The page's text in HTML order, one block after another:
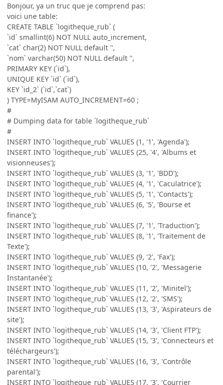
Bonjour, ya un truc que je comprend pas:
voici une table:
CREATE TABLE `logitheque_rub` (
`id` smallint(6) NOT NULL auto_increment,
`cat` char(2) NOT NULL default '',
`nom` varchar(50) NOT NULL default '',
PRIMARY KEY (`id`),
UNIQUE KEY `id` (`id`),
KEY `id_2` (`id`,`cat`)
) TYPE=MyISAM AUTO_INCREMENT=60 ;
#
# Dumping data for table `logitheque_rub`
#
INSERT INTO `logitheque_rub` VALUES (1, '1', 'Agenda');
INSERT INTO `logitheque_rub` VALUES (25, '4', 'Albums et
visionneuses');
INSERT INTO `logitheque_rub` VALUES (3, '1', 'BDD');
INSERT INTO `logitheque_rub` VALUES (4, '1', 'Caculatrice');
INSERT INTO `logitheque_rub` VALUES (5, '1', 'Contacts');
INSERT INTO `logitheque_rub` VALUES (6, '5', 'Bourse et
finance');
INSERT INTO `logitheque_rub` VALUES (7, '1', 'Traduction');
INSERT INTO `logitheque_rub` VALUES (8, '1', 'Traitement de
Texte');
INSERT INTO `logitheque_rub` VALUES (9, '2', 'Fax');
INSERT INTO `logitheque_rub` VALUES (10, '2', 'Messagerie
Instantanée');
INSERT INTO `logitheque_rub` VALUES (11, '2', 'Minitel');
INSERT INTO `logitheque_rub` VALUES (12, '2', 'SMS');
INSERT INTO `logitheque_rub` VALUES (13, '3', 'Aspirateurs de
site');
INSERT INTO `logitheque_rub` VALUES (14, '3', 'Client FTP');
INSERT INTO `logitheque_rub` VALUES (15, '3', 'Connecteurs et
téléchargeurs');
INSERT INTO `logitheque_rub` VALUES (16, '3', 'Contrôle
parental');
INSERT INTO `logitheque_rub` VALUES (17, '3', 'Courrier